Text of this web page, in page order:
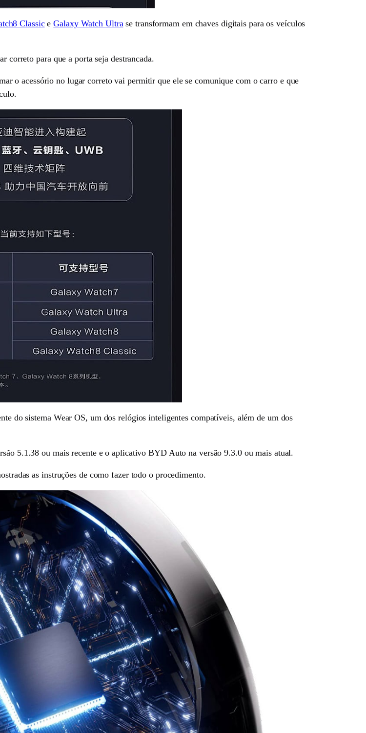
ClassiceGalaxy Watch Ultra se transformam em chaves digitais para os veículos
correto para que a porta seja destrancada.
o acessório no lugar correto vai permitir que ele se comunique com o carro e que
do sistema Wear OS, um dos relógios inteligentes compatíveis, além de um dos
5.1.38 ou mais recente e o aplicativo BYD Auto na versão 9.3.0 ou mais atual.
as instruções de como fazer todo o procedimento.